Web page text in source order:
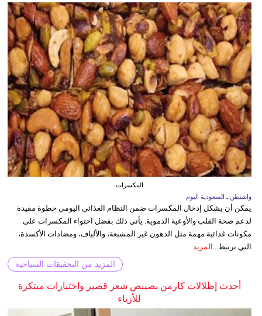
المكسرات
واشنطن ـ السعودية اليوم
يمكن أن يشكل إدخال المكسرات ضمن النظام الغذائي اليومي خطوة مفيدة
لدعم صحة القلب والأوعية الدموية. يأتي ذلك بفضل احتواء المكسرات على
مكونات غذائية مهمة مثل الدهون غير المشبعة، والألياف، ومضادات الأكسدة،
التي ترتبط... المزيد
المزيد من التحقيقات السياحية
أحدث إطلالات كارمن بصيبص شعر قصير واختيارات مبتكرة
للأزياء